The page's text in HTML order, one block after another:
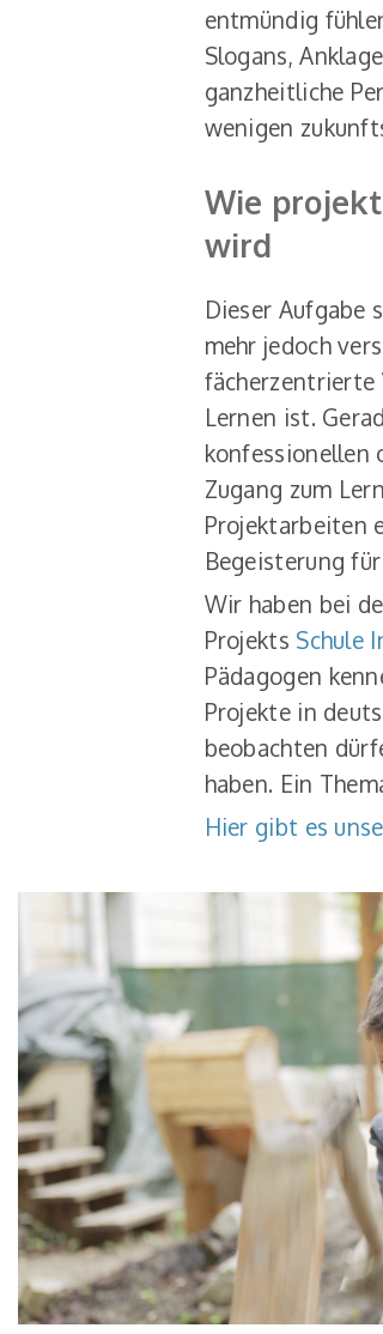
entmündig
Slogans,
ganzheitliche
wenigen
Wie
wird
Dieser Aufgabe
mehr jedoch
Lernen ist.
konfessionellen
Zugang zum
Projektarbeiten
Begeisterung
Wir haben bei
Projekts Schule
Pädagogen
Projekte in
beobachten
haben. Ein
Hier gibt es